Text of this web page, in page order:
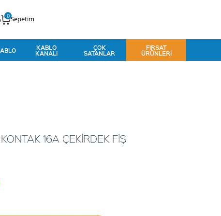
Sepetim
0
KABLO
KANALI
ÇOK
SATANLAR
FIRSAT
ÜRÜNLERI
16A ÇEKİRDEK FİŞ